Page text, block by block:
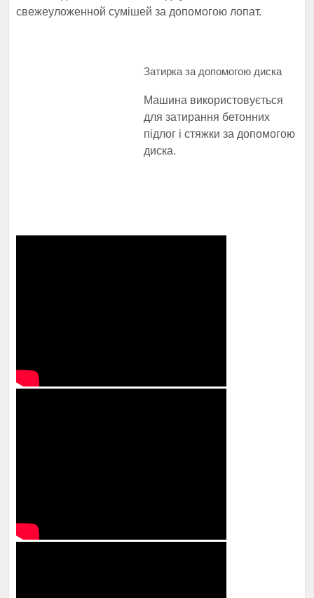
свежеуложенной сумішей за допомогою лопат.
Затирка за допомогою диска
Машина використовується
для затирання бетонних
підлог і стяжки за допомогою
диска.